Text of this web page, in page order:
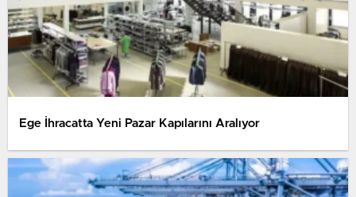
Ege İhracatta Yeni Pazar Kapılarını Aralıyor